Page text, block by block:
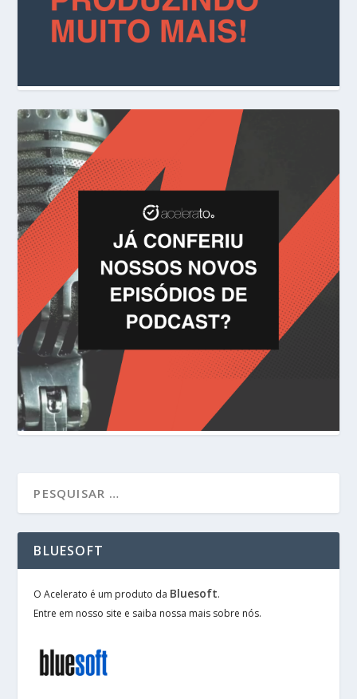
BLUESOFT
O Acelerato é um produto da Bluesoft.
Entre em nosso site e saiba nossa mais sobre nós.